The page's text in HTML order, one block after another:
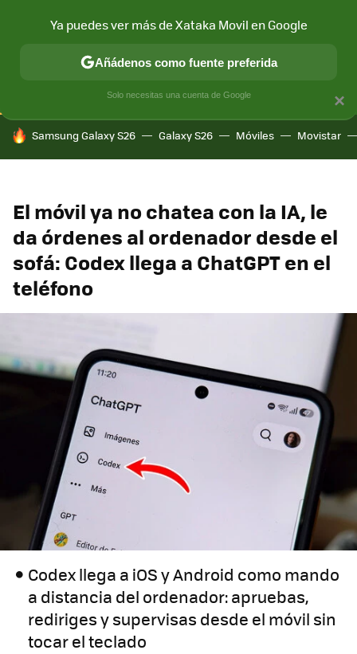
CONECTIVIDAD MÓVIL Y SOCIEDAD APLICACIONES
HOY SE HABLA DE
Samsung Galaxy S26 Galaxy S26 Móviles Movistar
El móvil ya no chatea con la IA, le
da órdenes al ordenador desde el
sofá: Codex llega a ChatGPT en el
teléfono
Codex llega a iOS y Android como mando
a distancia del ordenador: apruebas,
rediriges y supervisas desde el móvil sin
tocar el teclado
×
Ya puedes ver más de Xataka Movil en Google
Añádenos como fuente preferida
Solo necesitas una cuenta de Google